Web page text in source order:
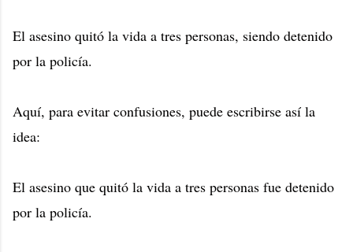
El asesino quitó la vida a tres personas, siendo detenido
por la policía.
Aquí, para evitar confusiones, puede escribirse así la
idea:
El asesino que quitó la vida a tres personas fue detenido
por la policía.